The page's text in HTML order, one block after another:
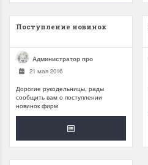
Поступление новинок
Администратор про
21 мая 2016
Дорогие рукодельницы, рады
сообщить вам о поступлении
новинок фирм